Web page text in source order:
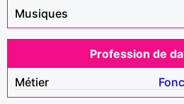
Musiques
Profession de
Métier